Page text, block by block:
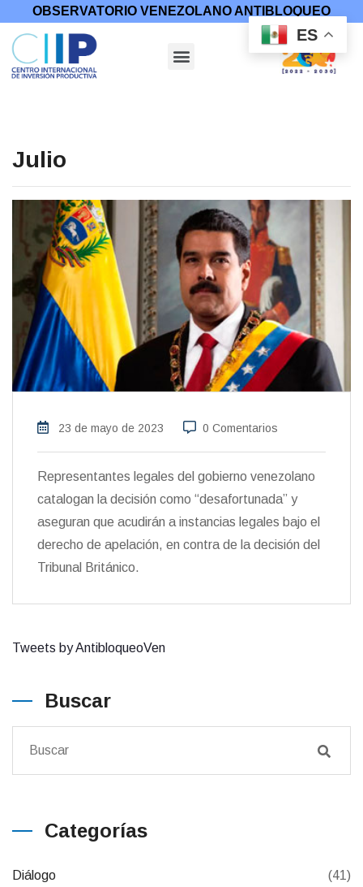
OBSERVATORIO VENEZOLANO ANTIBLOQUEO
Julio
23 de mayo de 2023 0 Comentarios
Representantes legales del gobierno venezolano
catalogan la decisión como “desafortunada” y
aseguran que acudirán a instancias legales bajo el
derecho de apelación, en contra de la decisión del
Tribunal Británico.
Tweets by AntibloqueoVen
Buscar
Categorías
Diálogo (41)
ES